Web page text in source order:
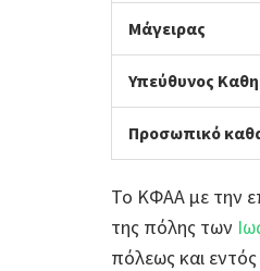
Μάγειρας
Υπεύθυνος
Προσωπικό
Το ΚΦΑΑ με την
της πόλης των
πόλεως και